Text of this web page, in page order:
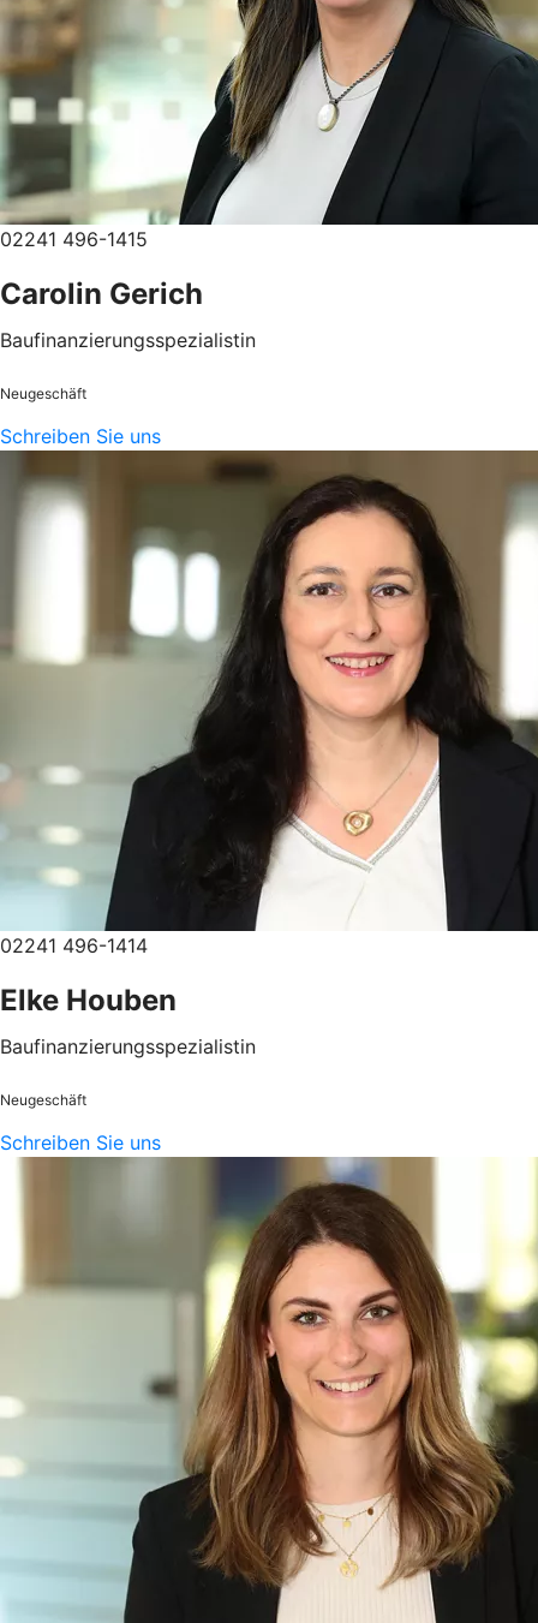
02241 496-1415
Carolin Gerich
Baufinanzierungsspezialistin
Neugeschäft
Schreiben Sie uns
02241 496-1414
Elke Houben
Baufinanzierungsspezialistin
Neugeschäft
Schreiben Sie uns